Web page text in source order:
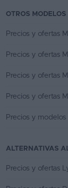
OTROS MODELOS
Precios y ofertas
Precios y ofertas
Precios y ofertas
Precios y ofertas
Precios y modelos
ALTERNATIVAS
Precios y ofertas